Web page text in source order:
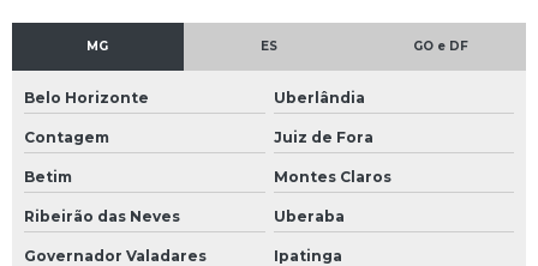
MG ES GO e DF
Belo Horizonte Uberlândia
Contagem Juiz de Fora
Betim Montes Claros
Ribeirão das Neves Uberaba
Governador Valadares Ipatinga